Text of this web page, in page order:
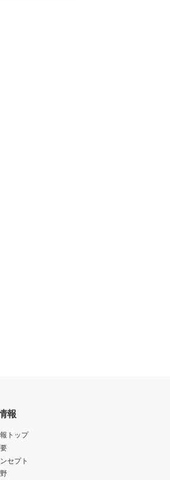
報
トップ
セプト